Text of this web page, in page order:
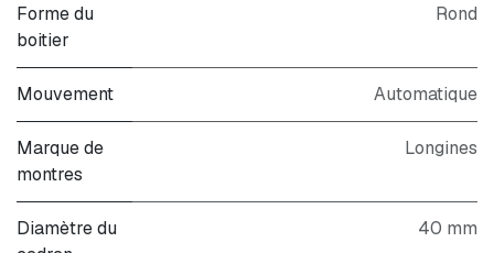
Forme du
boitier
Rond
Mouvement Automatique
Marque de
montres
Longines
Diamètre du
40 mm